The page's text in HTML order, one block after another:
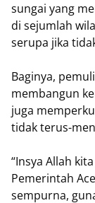
sungai yang
di sejumlah
serupa jika
Baginya,
membangun
juga
tidak terus-
“Insya Allah
Pemerintah
sempurna,